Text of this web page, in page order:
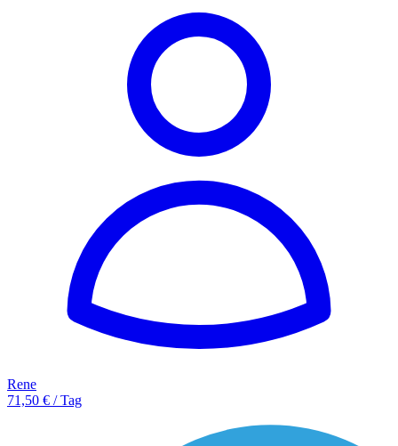
Rene
71,50 € / Tag